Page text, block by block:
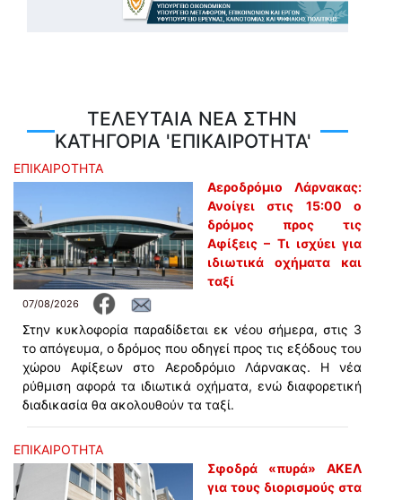
ΤΕΛΕΥΤΑΙΑ ΝΕΑ ΣΤΗΝ
ΚΑΤΗΓΟΡΙΑ 'ΕΠΙΚΑΙΡΟΤΗΤΑ'
ΕΠΙΚΑΙΡΟΤΗΤΑ
Αεροδρόμιο Λάρνακας:
Ανοίγει στις 15:00 ο
δρόμος προς τις
Αφίξεις – Τι ισχύει για
ιδιωτικά οχήματα και
ταξί
07/08/2026
Στην κυκλοφορία παραδίδεται εκ νέου σήμερα, στις 3
το απόγευμα, ο δρόμος που οδηγεί προς τις εξόδους του
χώρου Αφίξεων στο Αεροδρόμιο Λάρνακας. Η νέα
ρύθμιση αφορά τα ιδιωτικά οχήματα, ενώ διαφορετική
διαδικασία θα ακολουθούν τα ταξί.
ΕΠΙΚΑΙΡΟΤΗΤΑ
Σφοδρά «πυρά» ΑΚΕΛ
για τους διορισμούς στα